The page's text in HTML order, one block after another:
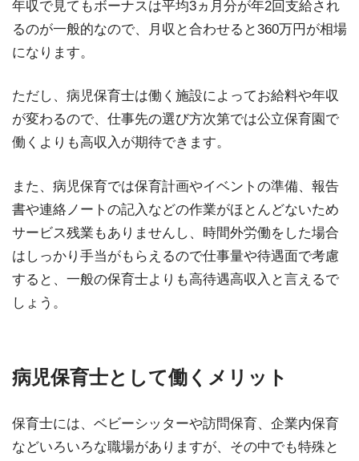
年収で見てもボーナスは平均3ヵ月分が年2回支給され
るのが一般的なので、月収と合わせると360万円が相場
になります。
ただし、病児保育士は働く施設によってお給料や年収
が変わるので、仕事先の選び方次第では公立保育園で
働くよりも高収入が期待できます。
また、病児保育では保育計画やイベントの準備、報告
書や連絡ノートの記入などの作業がほとんどないため
サービス残業もありませんし、時間外労働をした場合
はしっかり手当がもらえるので仕事量や待遇面で考慮
すると、一般の保育士よりも高待遇高収入と言えるで
しょう。
病児保育士として働くメリット
保育士には、ベビーシッターや訪問保育、企業内保育
などいろいろな職場がありますが、その中でも特殊と